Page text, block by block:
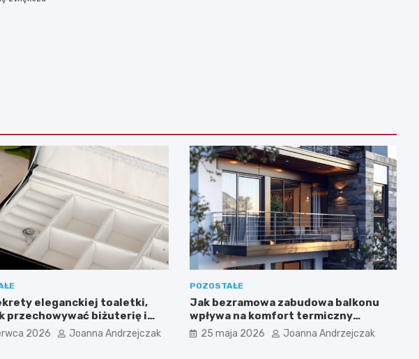
eleganckiej toaletki,
przechowywać biżuterię i
z klasą
2026 Joanna Andrzejczak
POZOSTAŁE
Jak bezramowa zabudowa balkonu
wpływa na komfort termiczny
mieszkania?
25 maja 2026 Joanna Andrzejczak